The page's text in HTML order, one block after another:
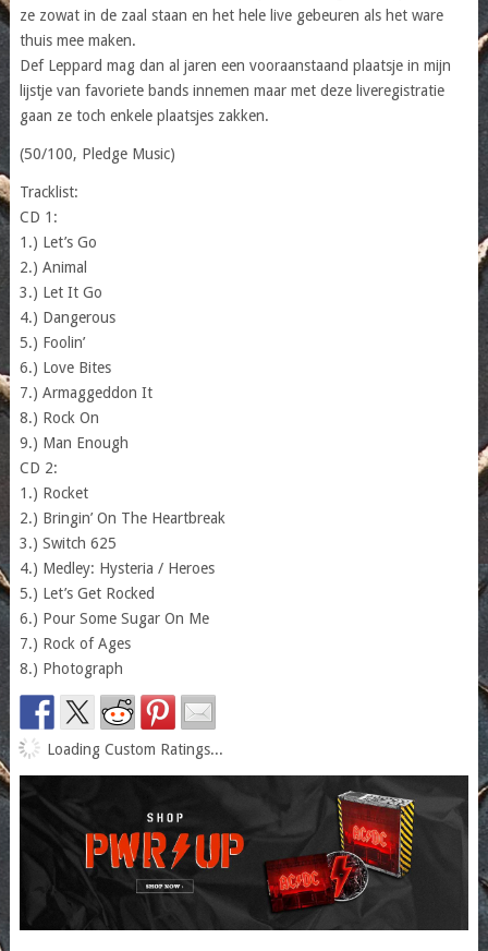
ze zowat in de zaal staan en het hele live gebeuren als het ware
thuis mee maken.
Def Leppard mag dan al jaren een vooraanstaand plaatsje in mijn
lijstje van favoriete bands innemen maar met deze liveregistratie
gaan ze toch enkele plaatsjes zakken.
(50/100, Pledge Music)
Tracklist:
CD 1:
1.) Let’s Go
2.) Animal
3.) Let It Go
4.) Dangerous
5.) Foolin’
6.) Love Bites
7.) Armaggeddon It
8.) Rock On
9.) Man Enough
CD 2:
1.) Rocket
2.) Bringin’ On The Heartbreak
3.) Switch 625
4.) Medley: Hysteria / Heroes
5.) Let’s Get Rocked
6.) Pour Some Sugar On Me
7.) Rock of Ages
8.) Photograph
Loading Custom Ratings...